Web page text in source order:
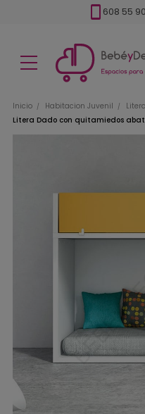
608 55
Inicio Habitacion Juvenil
Litera Dado con quitamiedos